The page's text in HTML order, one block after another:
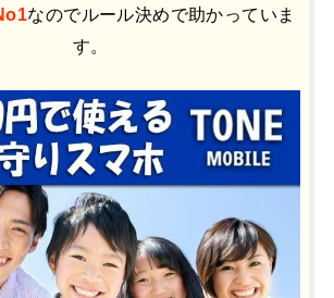
なのでルール決めで助かっていま
す。